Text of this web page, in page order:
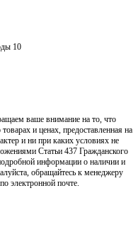
10
ваше внимание на то, что
и ценах, предоставленная на
и ни при каких условиях не
Статьи 437 Гражданского
информации о наличии и
обращайтесь к менеджеру
электронной почте.